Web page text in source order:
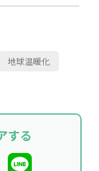
地球温暖化
する